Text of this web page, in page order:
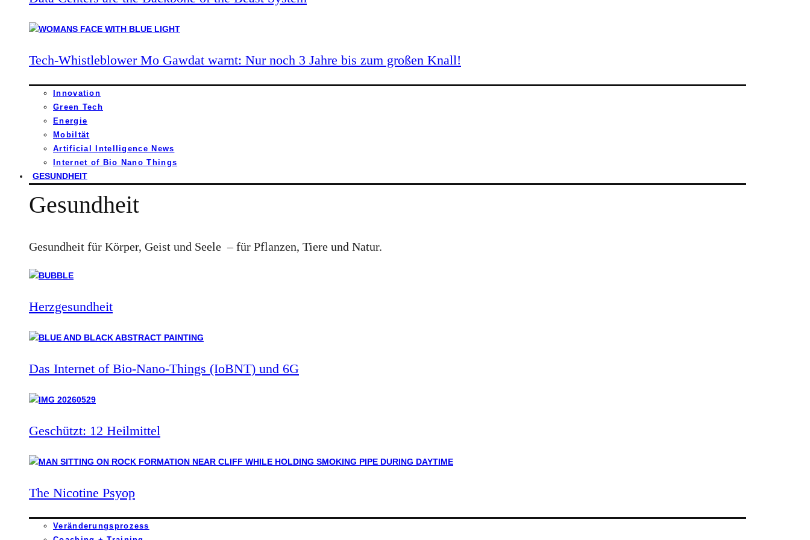
Tech-Whistleblower Mo Gawdat warnt: Nur noch 3 Jahre bis zum großen Knall!
Innovation
Green Tech
Energie
Mobiltät
Artificial Intelligence News
Internet of Bio Nano Things
GESUNDHEIT
Gesundheit
Gesundheit für Körper, Geist und Seele – für Pflanzen, Tiere und Natur.
Herzgesundheit
Das Internet of Bio-Nano-Things (IoBNT) und 6G
Geschützt: 12 Heilmittel
The Nicotine Psyop
Veränderungsprozess